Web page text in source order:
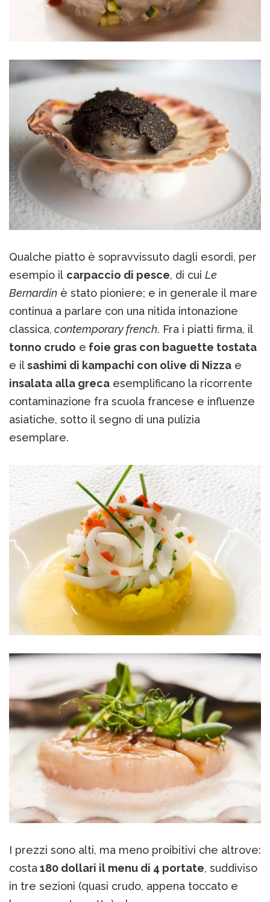
Qualche piatto è sopravvissuto dagli esordi, per
esempio il carpaccio di pesce, di cui Le
Bernardin è stato pioniere; e in generale il mare
continua a parlare con una nitida intonazione
classica, contemporary french. Fra i piatti firma, il
tonno crudo e foie gras con baguette tostata
e ilsashimi di kampachi con olive di Nizza e
insalata alla greca esemplificano la ricorrente
contaminazione fra scuola francese e influenze
asiatiche, sotto il segno di una pulizia
esemplare.
I prezzi sono alti, ma meno proibitivi che altrove:
costa180 dollari il menu di 4 portate, suddiviso
in tre sezioni (quasi crudo, appena toccato e